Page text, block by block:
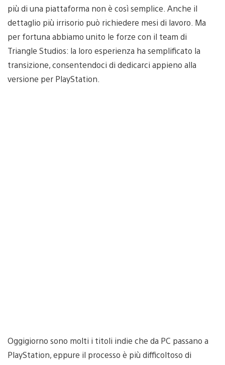
più di una piattaforma non è così semplice. Anche il
dettaglio più irrisorio può richiedere mesi di lavoro. Ma
per fortuna abbiamo unito le forze con il team di
Triangle Studios: la loro esperienza ha semplificato la
transizione, consentendoci di dedicarci appieno alla
versione per PlayStation.
Oggigiorno sono molti i titoli indie che da PC passano a
PlayStation, eppure il processo è più difficoltoso di